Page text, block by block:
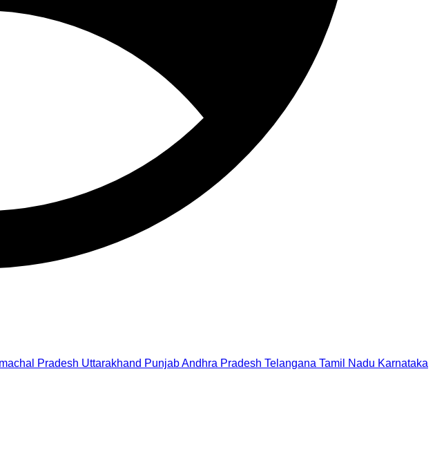
Pradesh Uttarakhand PunjabAndhra Pradesh Telangana Tamil Nadu Karnataka